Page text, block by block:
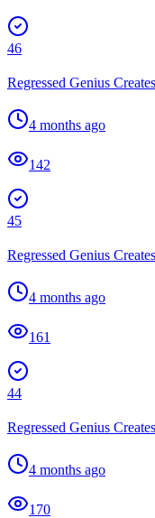
46
Regressed Genius
4 months ago
142
45
Regressed Genius
4 months ago
161
44
Regressed Genius
4 months ago
170